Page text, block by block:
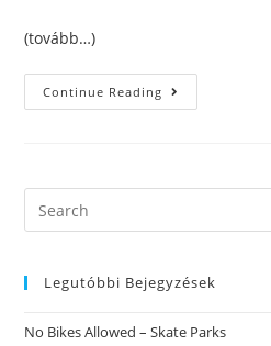
(tovább…)
Continue Reading Le
Frasi
Pronunciate
Celebri
Search
this
Legutóbbi Bejegyzések
No Bikes Allowed – Skate Parks